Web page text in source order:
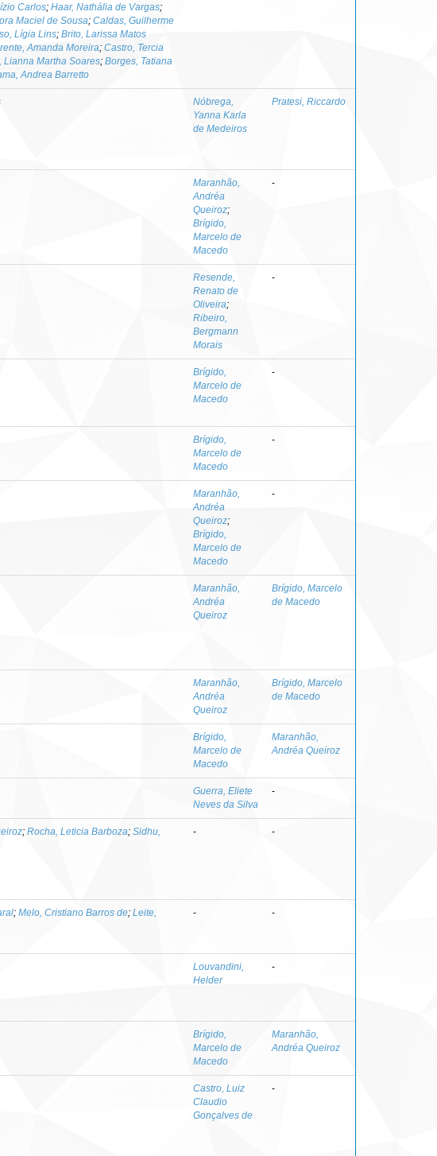
Carlos; Haar, Nathália de Vargas;
Maciel de Sousa; Caldas, Guilherme
Lígia Lins; Brito, Larissa Matos
Amanda Moreira; Castro, Tercia
Lianna Martha Soares; Borges, Tatiana
Andrea Barretto
Nóbrega,
Yanna Karla
de Medeiros
Pratesi, Riccardo
Maranhão,
Andréa
Queiroz;
Brígido,
Marcelo de
Macedo
-
Resende,
Renato de
Oliveira;
Ribeiro,
Bergmann
Morais
-
Brígido,
Marcelo de
Macedo
-
Brígido,
Marcelo de
Macedo
-
Maranhão,
Andréa
Queiroz;
Brígido,
Marcelo de
Macedo
-
Maranhão,
Andréa
Queiroz
Brígido, Marcelo
de Macedo
Maranhão,
Andréa
Queiroz
Brígido, Marcelo
de Macedo
Brígido,
Marcelo de
Macedo
Maranhão,
Andréa Queiroz
Guerra, Eliete
Neves da Silva
-
; Rocha, Leticia Barboza; Sidhu,
- -
; Melo, Cristiano Barros de; Leite,
- -
Louvandini,
Helder
-
Brígido,
Marcelo de
Macedo
Maranhão,
Andréa Queiroz
Castro, Luiz
Claudio
Gonçalves de
-